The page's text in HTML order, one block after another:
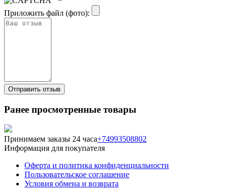
Приложить файл (фото):
Ранее просмотренные товары
Принимаем заказы 24 часа+74993508802
Информация для покупателя
Оферта и политика конфиденциальности
Пользовательское соглашение
Условия обмена и возврата